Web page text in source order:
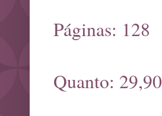
Páginas: 128
Quanto: 29,90